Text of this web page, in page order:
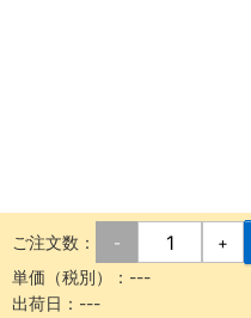
ご注文数： - +
単価（税別）： ---
出荷日： ---